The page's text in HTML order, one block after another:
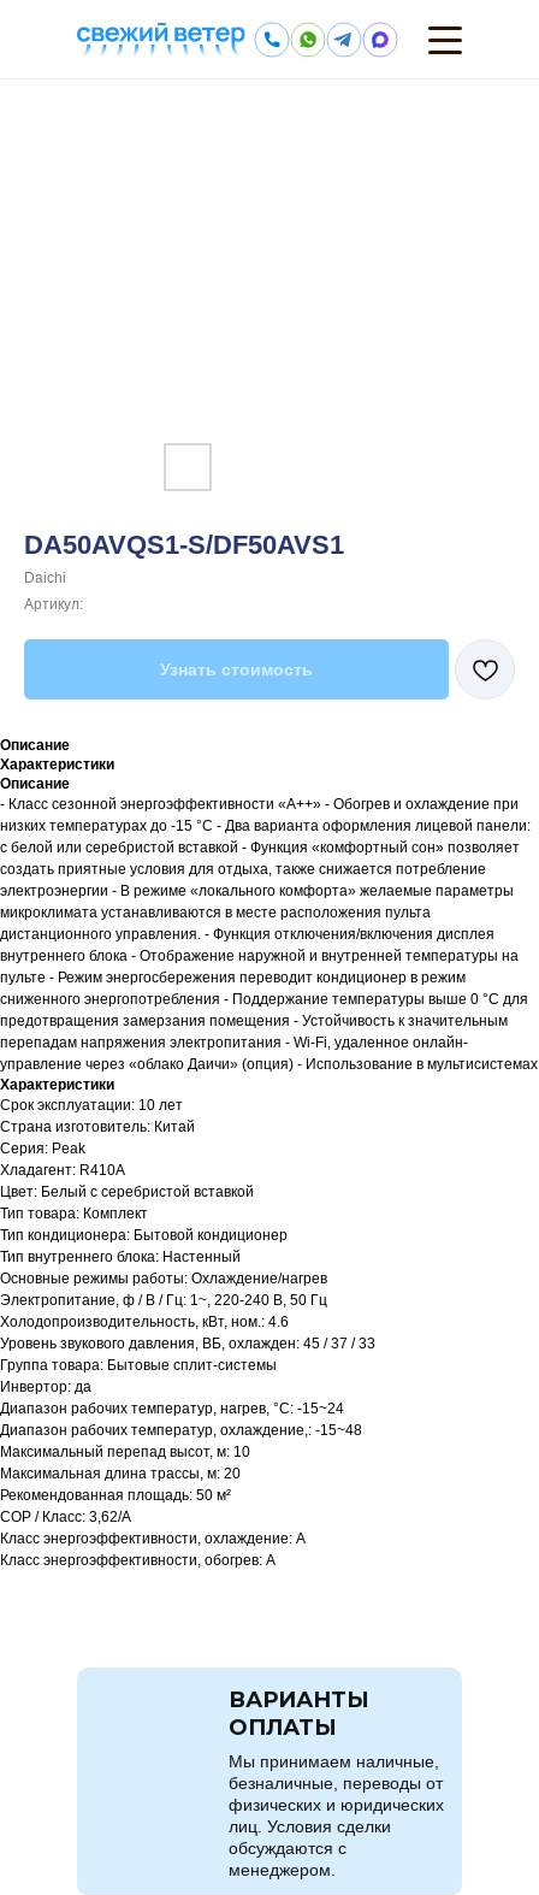
DA50AVQS1-S/DF50AVS1
Daichi
Артикул:
Узнать стоимость
Описание
Характеристики
Описание
- Класс сезонной энергоэффективности «А++» - Обогрев и охлаждение при
низких температурах до -15 °С - Два варианта оформления лицевой панели:
с белой или серебристой вставкой - Функция «комфортный сон» позволяет
создать приятные условия для отдыха, также снижается потребление
электроэнергии - В режиме «локального комфорта» желаемые параметры
микроклимата устанавливаются в месте расположения пульта
дистанционного управления. - Функция отключения/включения дисплея
внутреннего блока - Отображение наружной и внутренней температуры на
пульте - Режим энергосбережения переводит кондиционер в режим
сниженного энергопотребления - Поддержание температуры выше 0 °С для
предотвращения замерзания помещения - Устойчивость к значительным
перепадам напряжения электропитания - Wi-Fi, удаленное онлайн-
управление через «облако Даичи» (опция) - Использование в мультисистемах
Характеристики
Срок эксплуатации: 10 лет
Страна изготовитель: Китай
Серия: Peak
Хладагент: R410A
Цвет: Белый с серебристой вставкой
Тип товара: Комплект
Тип кондиционера: Бытовой кондиционер
Тип внутреннего блока: Настенный
Основные режимы работы: Охлаждение/нагрев
Электропитание, ф / В / Гц: 1~, 220-240 В, 50 Гц
Холодопроизводительность, кВт, ном.: 4.6
Уровень звукового давления, ВБ, охлажден: 45 / 37 / 33
Группа товара: Бытовые сплит-системы
Инвертор: да
Диапазон рабочих температур, нагрев, °C: -15~24
Диапазон рабочих температур, охлаждение,: -15~48
Максимальный перепад высот, м: 10
Максимальная длина трассы, м: 20
Рекомендованная площадь: 50 м²
COP / Класс: 3,62/A
Класс энергоэффективности, охлаждение: A
Класс энергоэффективности, обогрев: A
Мы принимаем наличные,
безналичные, переводы от
физических и юридических
лиц. Условия сделки
обсуждаются с
менеджером.
ВАРИАНТЫ
ОПЛАТЫ